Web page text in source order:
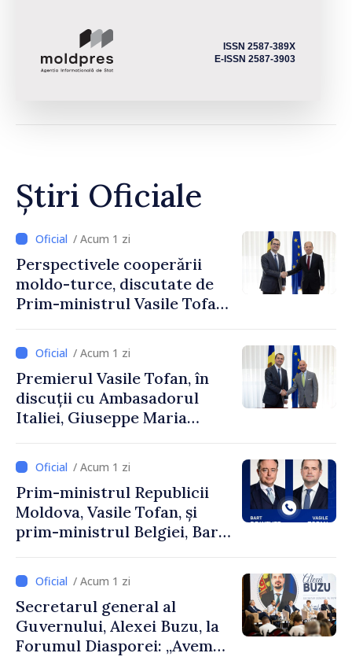
ISSN 2587-389X
E-ISSN 2587-3903
Știri Oficiale
/ Acum 1 zi
Perspectivele cooperării
moldo-turce, discutate de
Prim-ministrul Vasile Tofan
Uygar Mustafa Sertel
/ Acum 1 zi
Premierul Vasile Tofan, în
discuții cu Ambasadorul
Italiei, Giuseppe Maria
/ Acum 1 zi
Prim-ministrul Republicii
Moldova, Vasile Tofan, și
prim-ministrul Belgiei, Bart
despre parcursul european
al Republicii Moldova.
/ Acum 1 zi
Secretarul general al
Guvernului, Alexei Buzu, la
Forumul Diasporei: „Avem